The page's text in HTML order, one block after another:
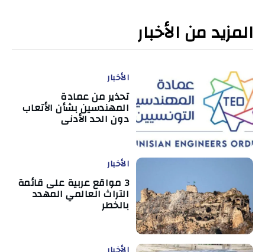
المزيد من الأخبار
الأخبار
تحذير من عمادة
المهندسين بشأن الأتعاب
دون الحد الأدنى
الأخبار
3 مواقع عربية على قائمة
التراث العالمي المهدد
بالخطر